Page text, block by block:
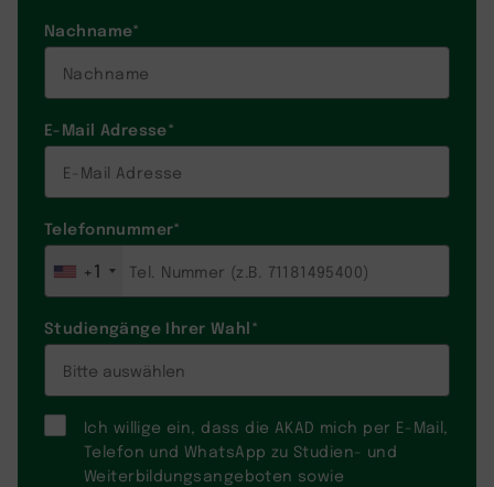
Nachname*
E-Mail Adresse*
Telefonnummer*
+1
Studiengänge Ihrer Wahl*
Ich willige ein, dass die AKAD mich per E-Mail,
Telefon und WhatsApp zu Studien- und
Weiterbildungsangeboten sowie